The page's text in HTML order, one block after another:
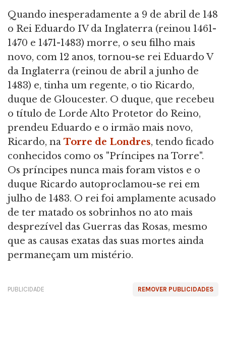
Quando inesperadamente a 9 de abril de 148
o Rei Eduardo IV da Inglaterra (reinou 1461-
1470 e 1471-1483) morre, o seu filho mais
novo, com 12 anos, tornou-se rei Eduardo V
da Inglaterra (reinou de abril a junho de
1483) e, tinha um regente, o tio Ricardo,
duque de Gloucester. O duque, que recebeu
o título de Lorde Alto Protetor do Reino,
prendeu Eduardo e o irmão mais novo,
Ricardo, na Torre de Londres, tendo ficado
conhecidos como os "Príncipes na Torre".
Os príncipes nunca mais foram vistos e o
duque Ricardo autoproclamou-se rei em
julho de 1483. O rei foi amplamente acusado
de ter matado os sobrinhos no ato mais
desprezível das Guerras das Rosas, mesmo
que as causas exatas das suas mortes ainda
permaneçam um mistério.
REMOVER PUBLICIDADES
PUBLICIDADE